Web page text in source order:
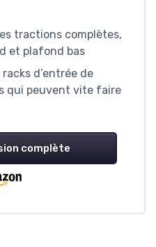
tractions complètes,
et plafond bas
d’entrée de
qui peuvent vite faire
complète